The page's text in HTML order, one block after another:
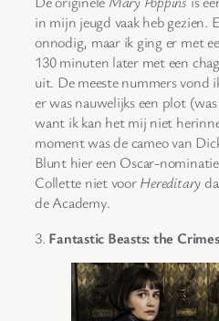
in mijn jeugd vaak heb gezien.
onnodig, maar ik ging er met
130 minuten later met een
uit. De meeste nummers vond
er was nauwelijks een plot
want ik kan het mij niet
moment was de cameo van
Blunt hier een Oscar-
Collette niet voorHereditary
de Academy.
3. Fantastic Beasts: the